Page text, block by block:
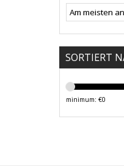
SORTIERT
minimum: €0